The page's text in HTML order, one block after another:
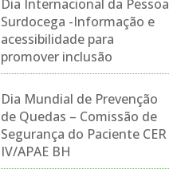
Dia Internacional da Pessoa
Surdocega -Informação e
acessibilidade para
promover inclusão
Dia Mundial de Prevenção
de Quedas – Comissão de
Segurança do Paciente CER
IV/APAE BH